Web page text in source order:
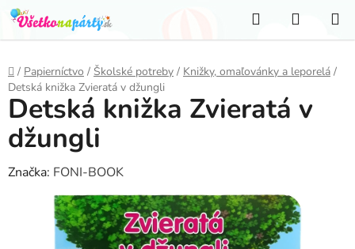
Prejsť
na
obsah
Hľadať
KOŠÍK
Domov
/ Papierníctvo / Školské potreby / Knižky, omaľovánky a leporelá /
Detská knižka Zvieratá v džungli
Detská knižka Zvieratá v
džungli
Značka: FONI-BOOK